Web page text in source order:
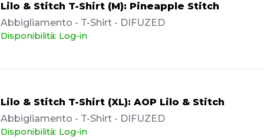
Lilo & Stitch T-Shirt (M): Pineapple Stitch
Abbigliamento - T-Shirt - DIFUZED
Disponibilità: Log-in
Lilo & Stitch T-Shirt (XL): AOP Lilo & Stitch
Abbigliamento - T-Shirt - DIFUZED
Disponibilità: Log-in